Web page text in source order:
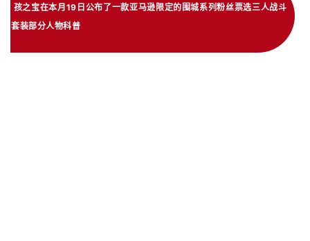
孩之宝在本月19日公布了一款亚马逊限定的围城系列粉丝票选三人战斗
套装部分人物科普